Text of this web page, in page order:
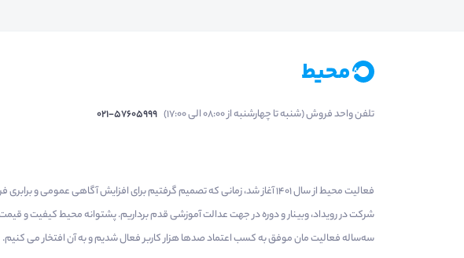
تلفن واحد فروش (شنبه تا چهارشنبه از 08:00 الی 17:00) 021-57605999
فعالیت محیط از سال 1401 آغاز شد، زمانی که تصمیم گرفتیم برای افزایش آگاهی
شرکت در رویداد، وبینار و دوره در جهت عدالت آموزشی قدم برداریم. پشتوانه محیط کیفیت و
سه‌ساله فعالیت مان موفق به کسب اعتماد صدها هزار کاربر فعال شدیم و به آن افتخار می‌ کنیم.